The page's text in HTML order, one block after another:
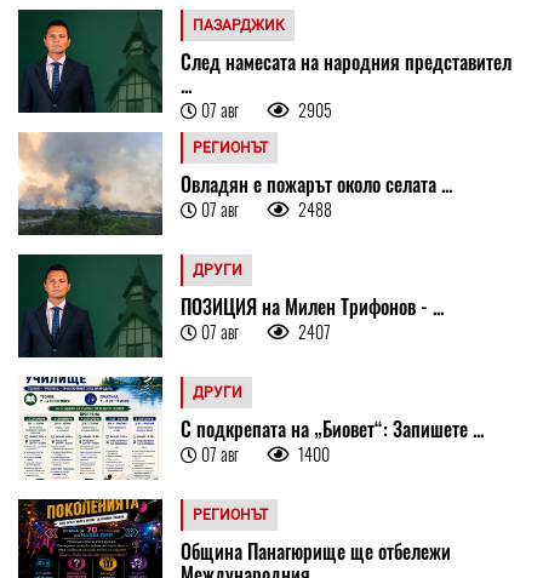
ПАЗАРДЖИК
След намесата на народния представител
...
07 авг 2905
РЕГИОНЪТ
Овладян е пожарът около селата ...
07 авг 2488
ДРУГИ
ПОЗИЦИЯ на Милен Трифонов - ...
07 авг 2407
ДРУГИ
С подкрепата на „Биовет“: Запишете ...
07 авг 1400
РЕГИОНЪТ
Община Панагюрище ще отбележи